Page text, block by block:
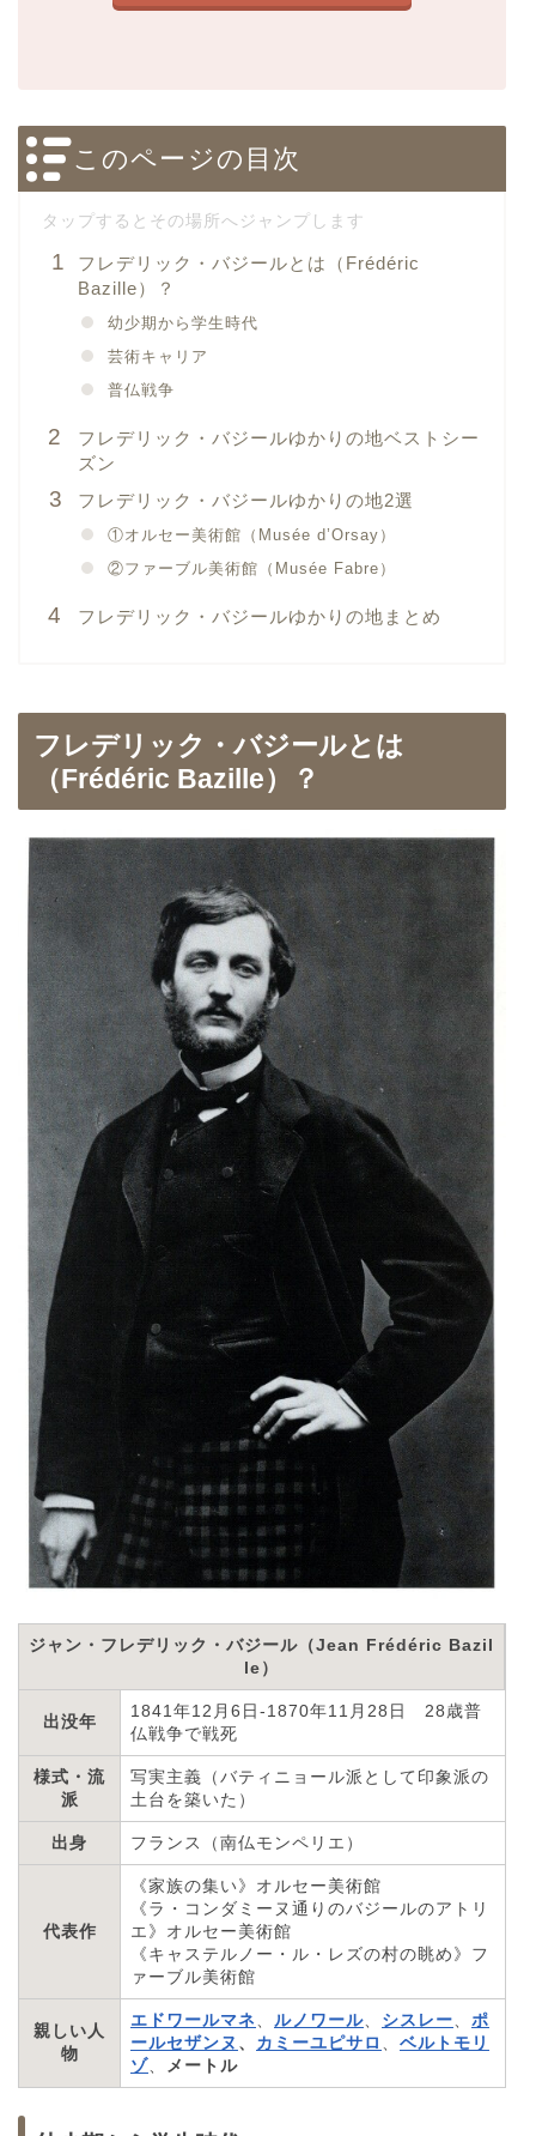
このページの目次
フレデリック・バジールとは（Frédéric
Bazille）？
幼少期から学生時代
芸術キャリア
普仏戦争
フレデリック・バジールゆかりの地ベストシー
ズン
フレデリック・バジールゆかりの地2選
①オルセー美術館（Musée d’Orsay）
②ファーブル美術館（Musée Fabre）
フレデリック・バジールゆかりの地まとめ
フレデリック・バジールとは
（Frédéric Bazille）？
ジャン・フレデリック・バジール（Jean Frédéric Bazil
le）
出没年
1841年12月6日-1870年11月28日 28歳普
仏戦争で戦死
様式・流
派
写実主義（バティニョール派として印象派の
土台を築いた）
出身 フランス（南仏モンペリエ）
代表作
《家族の集い》オルセー美術館
《ラ・コンダミーヌ通りのバジールのアトリ
エ》オルセー美術館
《キャステルノー・ル・レズの村の眺め》フ
ァーブル美術館
親しい人
物
エドワールマネ、 ルノワール、 シスレー、 ポ
ールセザンヌ 、 カミーユピサロ 、 ベルトモリ
ゾ、 メートル